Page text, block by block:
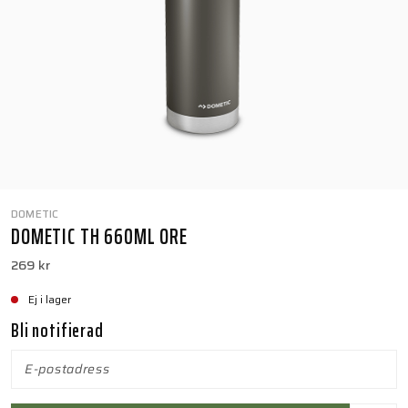
DOMETIC
DOMETIC TH 660ML ORE
269 kr
Ej i lager
Bli notifierad